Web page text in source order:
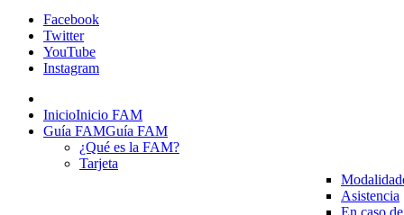
Facebook
Twitter
YouTube
Instagram
InicioInicio FAM
Guía FAMGuía FAM
¿Qué es la FAM?
Tarjeta
Asistencia
En caso